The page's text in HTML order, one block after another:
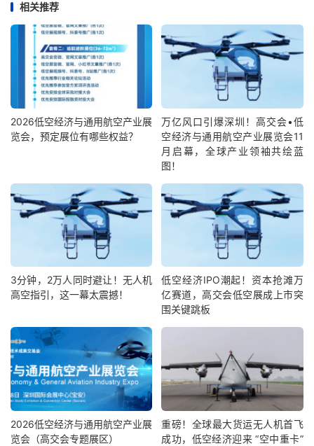
相关推荐
2026低空经济与通用航空产业展
览会，预定展位有哪些权益？
万亿风口引爆深圳！高交会•低
空经济与通用航空产业展览会11
月启幕，全球产业领袖共绘蓝
图！
3分钟，2万人同时避让！无人机
高空指引，这一幕太震撼！
低空经济IPO潮起！资本抢滩万
亿赛道，高交会低空展成上市突
围关键跳板
2026低空经济与通用航空产业展
览会（高交会专题展区）
重磅！全球最大货运无人机首飞
成功，低空经济迎来 “空中重卡”